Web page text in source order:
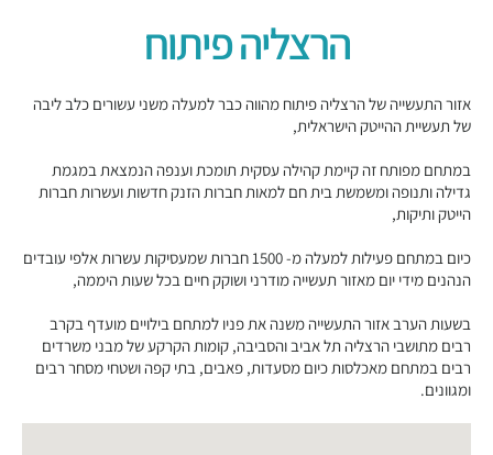
הרצליה פיתוח
אזור התעשייה של הרצליה פיתוח מהווה כבר למעלה משני עשורים כלב ליבה
של תעשיית ההייטק הישראלית,
במתחם מפותח זה קיימת קהילה עסקית תומכת וענפה הנמצאת במגמת
גדילה ותנופה ומשמשת בית חם למאות חברות הזנק חדשות ועשרות חברות
הייטק ותיקות,
כיום במתחם פעילות למעלה מ- 1500 חברות שמעסיקות עשרות אלפי עובדים
הנהנים מידי יום מאזור תעשייה מודרני ושוקק חיים בכל שעות היממה,
בשעות הערב אזור התעשייה משנה את פניו למתחם בילויים מועדף בקרב
רבים מתושבי הרצליה תל אביב והסביבה, קומות הקרקע של מבני משרדים
רבים במתחם מאכלסות כיום מסעדות, פאבים, בתי קפה ושטחי מסחר רבים
ומגוונים.